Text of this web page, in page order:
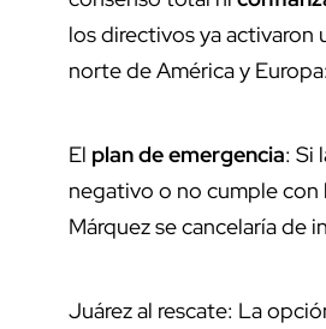
los directivos ya activaron
norte de América y Europa:
El plan de emergencia: Si
negativo o no cumple con
Márquez se cancelaría de
Juárez al rescate: La